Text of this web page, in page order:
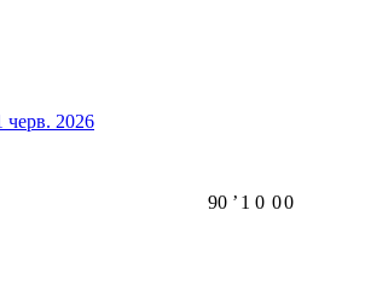
черв. 2026
90 ʼ 1 0 00